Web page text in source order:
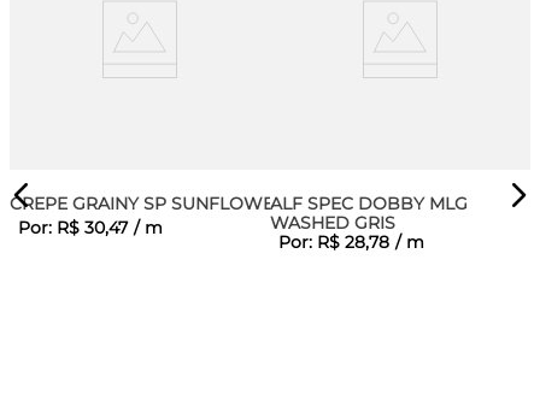
CREPE GRAINY SP SUNFLOWER
Por: R$ 30,47 / m
ALF SPEC DOBBY MLG
WASHED GRIS
Por: R$ 28,78 / m